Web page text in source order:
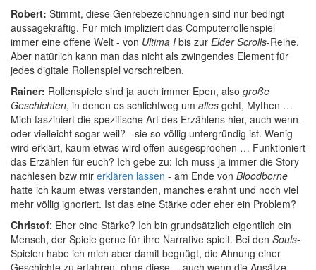
Robert: Stimmt, diese Genrebezeichnungen sind nur bedingt
aussagekräftig. Für mich impliziert das Computerrollenspiel
immer eine offene Welt - von Ultima I bis zur Elder Scrolls-Reihe.
Aber natürlich kann man das nicht als zwingendes Element für
jedes digitale Rollenspiel vorschreiben.
Rainer: Rollenspiele sind ja auch immer Epen, also große
Geschichten, in denen es schlichtweg um alles geht, Mythen …
Mich fasziniert die spezifische Art des Erzählens hier, auch wenn -
oder vielleicht sogar weil? - sie so völlig untergründig ist. Wenig
wird erklärt, kaum etwas wird offen ausgesprochen … Funktioniert
das Erzählen für euch? Ich gebe zu: Ich muss ja immer die Story
nachlesen bzw mir erklären lassen - am Ende von Bloodborne
hatte ich kaum etwas verstanden, manches erahnt und noch viel
mehr völlig ignoriert. Ist das eine Stärke oder eher ein Problem?
Christof: Eher eine Stärke? Ich bin grundsätzlich eigentlich ein
Mensch, der Spiele gerne für ihre Narrative spielt. Bei den Souls-
Spielen habe ich mich aber damit begnügt, die Ahnung einer
Geschichte zu erfahren, ohne diese -- auch wenn die Ansätze